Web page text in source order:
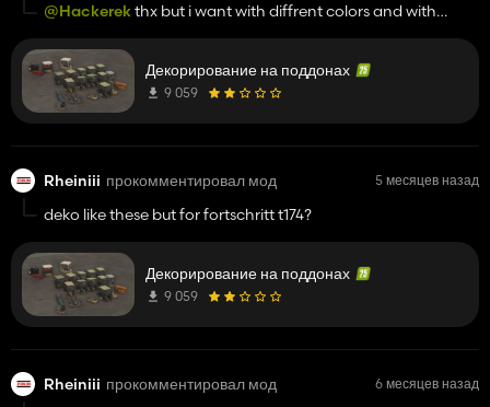
@Hackerekthx but i want with diffrent colors and with
Декорирование на поддонах
9 059
Rheiniii прокомментировал мод 5 месяцев назад
deko like these but for fortschritt t174?
Декорирование на поддонах
9 059
Rheiniii прокомментировал мод 6 месяцев назад